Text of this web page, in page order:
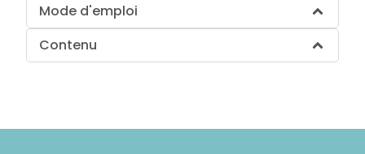
Mode d'emploi
Contenu